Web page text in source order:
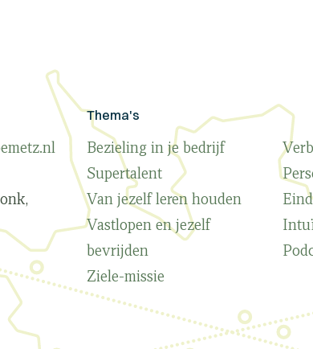
Thema's
Bezieling in je bedrijf
Supertalent
Van jezelf leren houden
Vastlopen en jezelf
bevrijden
Ziele-missie